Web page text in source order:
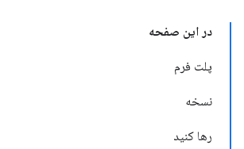
در این صفحه
پلت فرم
نسخه
رها کنید